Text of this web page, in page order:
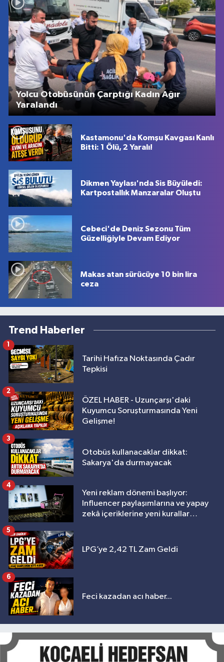
Yolcu Otobüsünün Çarptığı Kadın Ağır
Yaralandı
Kastamonu'da Komşu Kavgası Kanlı
Bitti: 1 Ölü, 2 Yaralı!
Dikmen Yaylası'nda Sis Büyüledi:
Kartpostallık Manzaralar Oluştu
Cebeci'de Deniz Sezonu Tüm
Güzelliğiyle Devam Ediyor
Makas atan sürücüye 10 bin lira
ceza
Trend Haberler
Tarihi Hafıza Noktasında Çadır
Tepkisi
1
ÖZEL HABER - Uzunçarşı'daki
Kuyumcu Soruşturmasında Yeni
Gelişme!
2
Otobüs kullanacaklar dikkat:
Sakarya'da durmayacak
3
Yeni reklam dönemi başlıyor:
Influencer paylaşımlarına ve yapay
zekâ içeriklerine yeni kurallar
4
LPG’ye 2,42 TL Zam Geldi
5
Feci kazadan acı haber...
6